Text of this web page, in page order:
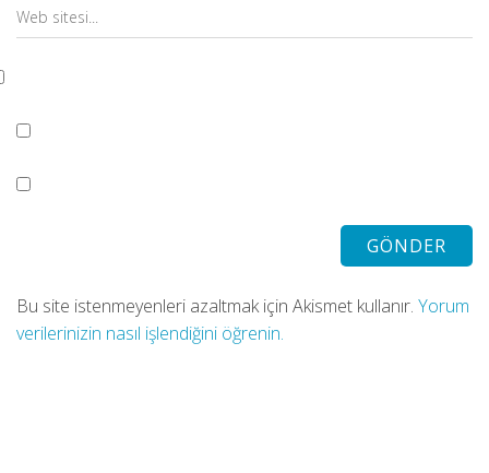
Bu site istenmeyenleri azaltmak için Akismet kullanır. Yorum
verilerinizin nasıl işlendiğini öğrenin.